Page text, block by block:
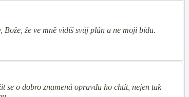
Bože, že ve mně vidíš svůj plán a ne moji bídu.
se o dobro znamená opravdu ho chtít, nejen tak